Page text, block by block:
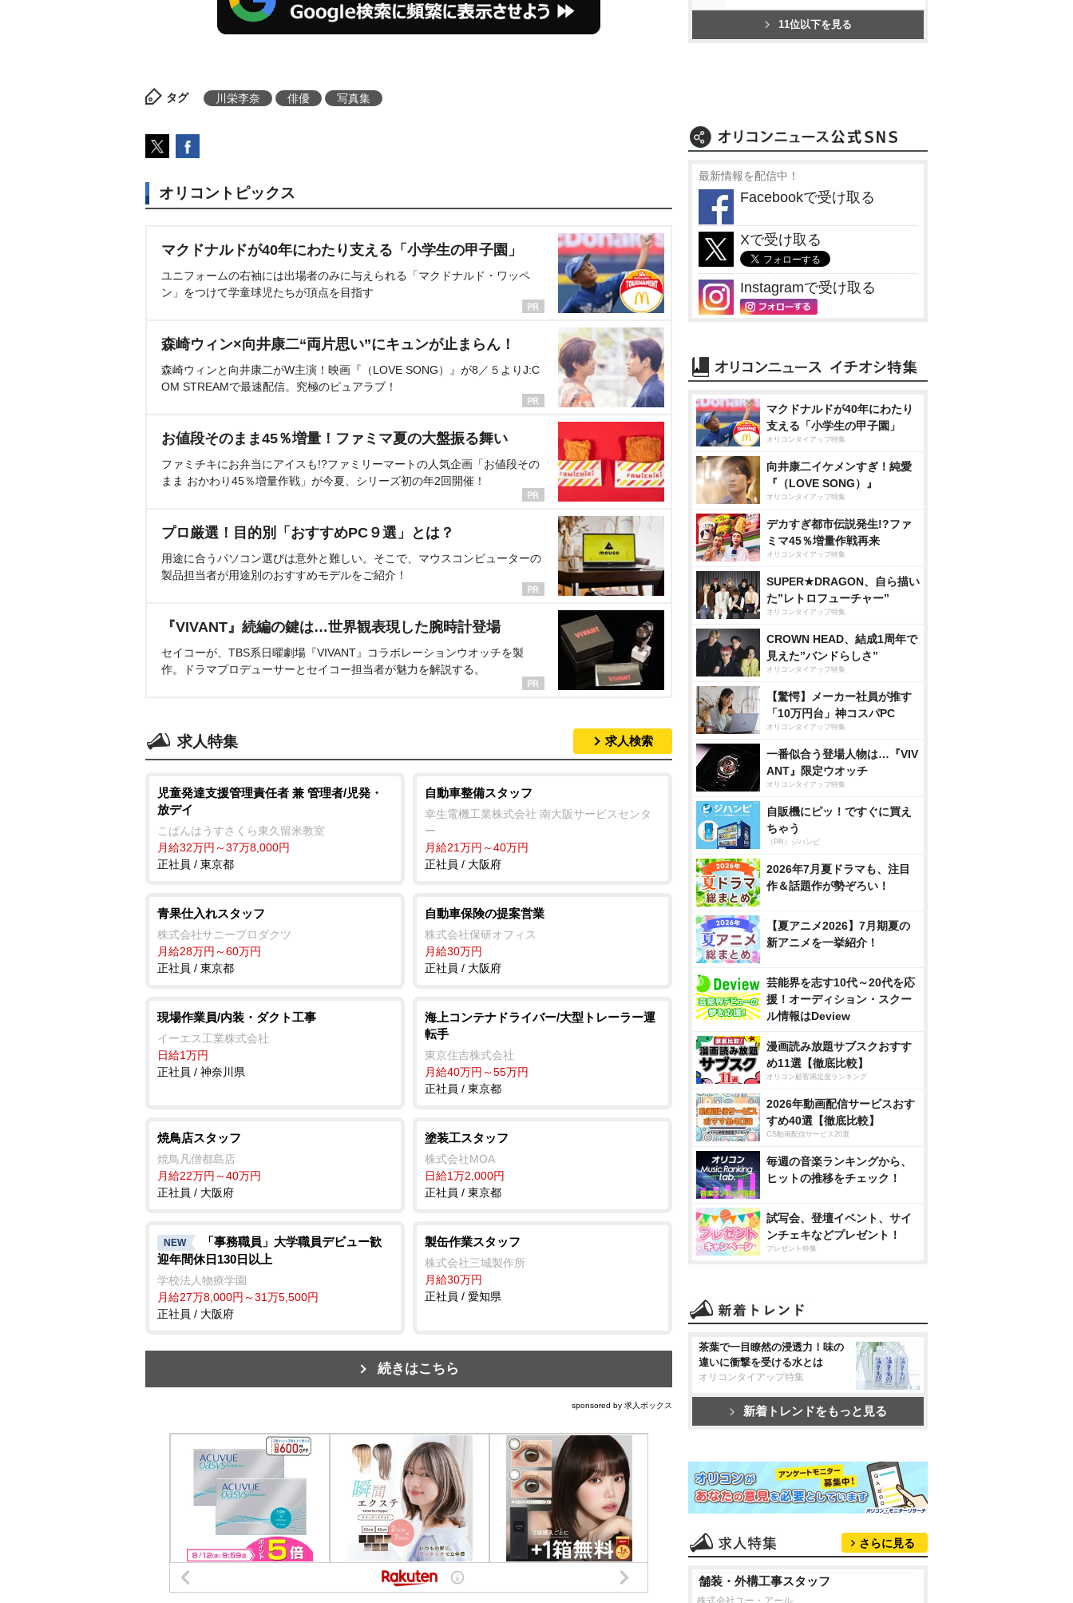
タグ 川栄李奈 俳優 写真集
オリコントピックス
マクドナルドが40年にわたり支える「小学生の甲子園」
ユニフォームの右袖には出場者のみに与えられる「マクドナルド・ワッペ
ン」をつけて学童球児たちが頂点を目指す
森崎ウィン×向井康二“両片思い”にキュンが止まらん！
森崎ウィンと向井康二がW主演！映画『（LOVE SONG）』が8／５よりJ:C
OM STREAMで最速配信。究極のピュアラブ！
お値段そのまま45％増量！ファミマ夏の大盤振る舞い
ファミチキにお弁当にアイスも!?ファミリーマートの人気企画「お値段その
まま おかわり45％増量作戦」が今夏、シリーズ初の年2回開催！
プロ厳選！目的別「おすすめPC９選」とは？
用途に合うパソコン選びは意外と難しい。そこで、マウスコンピューターの
製品担当者が用途別のおすすめモデルをご紹介！
『VIVANT』続編の鍵は…世界観表現した腕時計登場
セイコーが、TBS系日曜劇場『VIVANT』コラボレーションウオッチを製
作。ドラマプロデューサーとセイコー担当者が魅力を解説する。
求人特集 求人検索
児童発達支援管理責任者 兼 管理者/児発・
放デイ
こぱんはうすさくら東久留米教室
月給32万円～37万8,000円
正社員 / 東京都
自動車整備スタッフ
幸生電機工業株式会社 南大阪サービスセンタ
ー
月給21万円～40万円
正社員 / 大阪府
青果仕入れスタッフ
株式会社サニープロダクツ
月給28万円～60万円
正社員 / 東京都
自動車保険の提案営業
株式会社保研オフィス
月給30万円
正社員 / 大阪府
現場作業員/内装・ダクト工事
イーエス工業株式会社
日給1万円
正社員 / 神奈川県
海上コンテナドライバー/大型トレーラー運
転手
東京住吉株式会社
月給40万円～55万円
正社員 / 東京都
焼鳥店スタッフ
焼鳥凡僧都島店
月給22万円～40万円
正社員 / 大阪府
塗装工スタッフ
株式会社MOA
日給1万2,000円
正社員 / 東京都
NEW
「事務職員」大学職員デビュー歓
迎年間休日130日以上
学校法人物療学園
月給27万8,000円～31万5,500円
正社員 / 大阪府
製缶作業スタッフ
株式会社三城製作所
月給30万円
正社員 / 愛知県
続きはこちら
sponsored by 求人ボックス
11位以下を見る
最新情報を配信中！
Facebookで受け取る
Xで受け取る
Instagramで受け取る
マクドナルドが40年にわたり
支える「小学生の甲子園」
オリコンタイアップ特集
向井康二イケメンすぎ！純愛
『（LOVE SONG）』
オリコンタイアップ特集
デカすぎ都市伝説発生!?ファ
ミマ45％増量作戦再来
オリコンタイアップ特集
SUPER★DRAGON、自ら描い
た”レトロフューチャー”
オリコンタイアップ特集
CROWN HEAD、結成1周年で
見えた”バンドらしさ”
オリコンタイアップ特集
【驚愕】メーカー社員が推す
「10万円台」神コスパPC
オリコンタイアップ特集
一番似合う登場人物は…『VIV
ANT』限定ウオッチ
オリコンタイアップ特集
自販機にピッ！ですぐに買え
ちゃう
（PR）ジハンピ
2026年7月夏ドラマも、注目
作＆話題作が勢ぞろい！
【夏アニメ2026】7月期夏の
新アニメを一挙紹介！
芸能界を志す10代～20代を応
援！オーディション・スクー
ル情報はDeview
漫画読み放題サブスクおすす
め11選【徹底比較】
オリコン顧客満足度ランキング
2026年動画配信サービスおす
すめ40選【徹底比較】
CS動画配信サービス20選
毎週の音楽ランキングから、
ヒットの推移をチェック！
試写会、登壇イベント、サイ
ンチェキなどプレゼント！
プレゼント特集
茶葉で一目瞭然の浸透力！味の
違いに衝撃を受ける水とは
オリコンタイアップ特集
新着トレンドをもっと見る
さらに見る
舗装・外構工事スタッフ
株式会社ユー・アール